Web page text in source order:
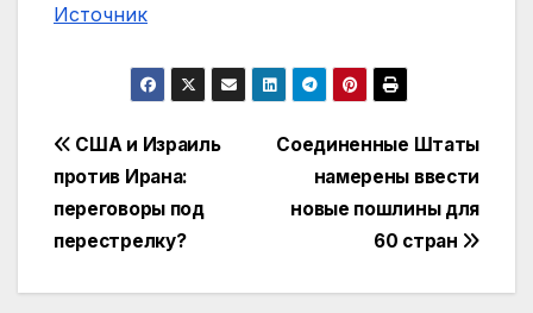
Источник
Навигация
по
записям
Соединенные Штаты
намерены ввести
новые пошлины для
60 стран
США и Израиль
против Ирана:
переговоры под
перестрелку?